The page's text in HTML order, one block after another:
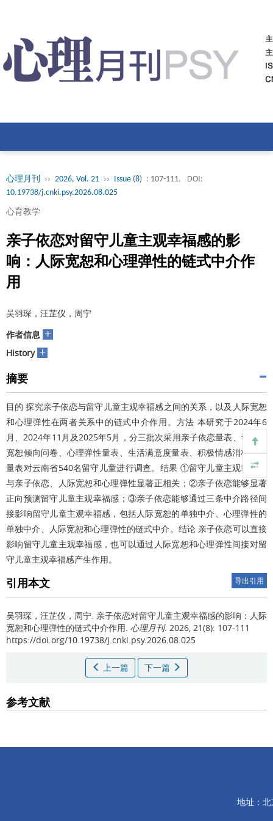
心理月刊 ›› 2026, Vol. 21 ›› Issue (8) : 107-111.
DOI:
10.19738/j.cnki.psy.2026.08.025
心育教学
亲子依恋对留守儿童主观幸福感的影
响：人际宽恕和心理弹性的链式中介作
用
吴羽琛，汪芷仪，周宁
作者信息 +
History +
摘要
目的 探究亲子依恋与留守儿童主观幸福感之间的关系，以及人际宽恕
和心理弹性在两者关系中的链式中介作用。方法 本研究于2024年6
月、2024年11月及2025年5月，分三批次采用亲子依恋量表、青少年
宽恕倾向问卷、心理弹性量表、生活满意度量表、积极情感消极情感
量表对云南省540名留守儿童进行调查。结果 ①留守儿童主观幸福感
与亲子依恋、人际宽恕和心理弹性显著正相关；②亲子依恋能够显著
正向预测留守儿童主观幸福感；③亲子依恋能够通过三条中介路径间
接影响留守儿童主观幸福感，包括人际宽恕的单独中介、心理弹性的
单独中介、人际宽恕和心理弹性的链式中介。结论 亲子依恋可以直接
影响留守儿童主观幸福感，也可以通过人际宽恕和心理弹性间接对留
守儿童主观幸福感产生作用。
引用本文 导出引用
吴羽琛，汪芷仪，周宁. 亲子依恋对留守儿童主观幸福感的影响：人际
宽恕和心理弹性的链式中介作用. 心理月刊. 2026, 21(8): 107-111
https://doi.org/10.19738/j.cnki.psy.2026.08.025
上一篇 下一篇
参考文献
地址：